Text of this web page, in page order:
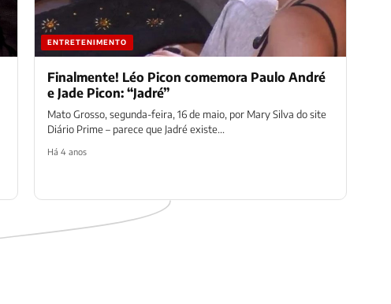
ENTRETENIMENTO
Finalmente! Léo Picon comemora Paulo André
e Jade Picon: “Jadré”
Mato Grosso, segunda-feira, 16 de maio, por Mary Silva do site
Diário Prime – parece que Jadré existe...
Há 4 anos